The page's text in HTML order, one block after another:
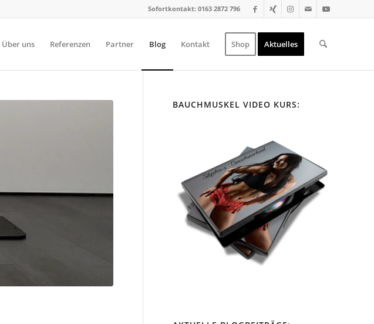
Sofortkontakt: 0163 2872 796
Über uns Referenzen Partner Blog Kontakt Shop Aktuelles
BAUCHMUSKEL VIDEO KURS: